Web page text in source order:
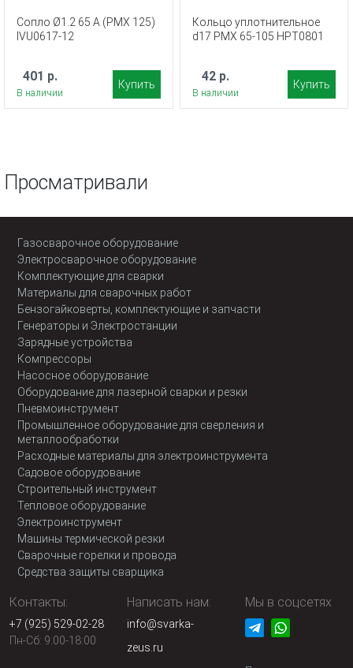
Сопло Ø1.2 65 A (PMX 125)
IVU0617-12
401 р.
В наличии
Купить
Кольцо уплотнительное
d17 PMX 65-105 HPT0801
42 р.
В наличии
Купить
Просматривали
Газосварочное оборудование
Электросварочное оборудование
Комплектующие для сварки
Материалы для сварочных работ
Бензогайковерты, комплектующие и запчасти
Генераторы и Электростанции
Зарядные устройства
Компрессоры
Насосное оборудование
Оборудование для лазерной сварки и резки
Пневмоинструмент
Промышленное оборудование для сверления и
металлообработки
Расходные материалы для электроинструмента
Садовое оборудование
Строительный инструмент
Тепловое оборудование
Электроинструмент
Машины термической резки
Сварочные горелки и провода
Средства защиты сварщика
Контакты:
+7 (925) 529-02-28
Пн-Сб: 9:00-18:00
Написать нам:
info@svarka-
zeus.ru
Мы в соцсетях